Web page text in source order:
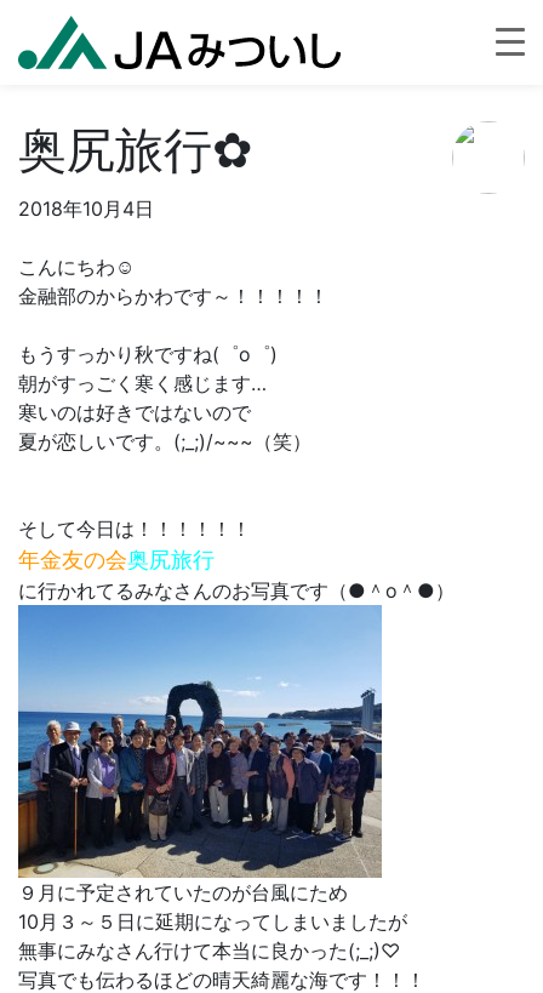
奥尻旅行✿
2018年10月4日
こんにちわ☺
金融部のからかわです～！！！！！
もうすっかり秋ですね(゜o゜)
朝がすっごく寒く感じます…
寒いのは好きではないので
夏が恋しいです。(;_;)/~~~（笑）
そして今日は！！！！！！
年金友の会奥尻旅行
に行かれてるみなさんのお写真です（●＾o＾●）
９月に予定されていたのが台風にため
10月３～５日に延期になってしまいましたが
無事にみなさん行けて本当に良かった(;_;)♡
写真でも伝わるほどの晴天綺麗な海です！！！